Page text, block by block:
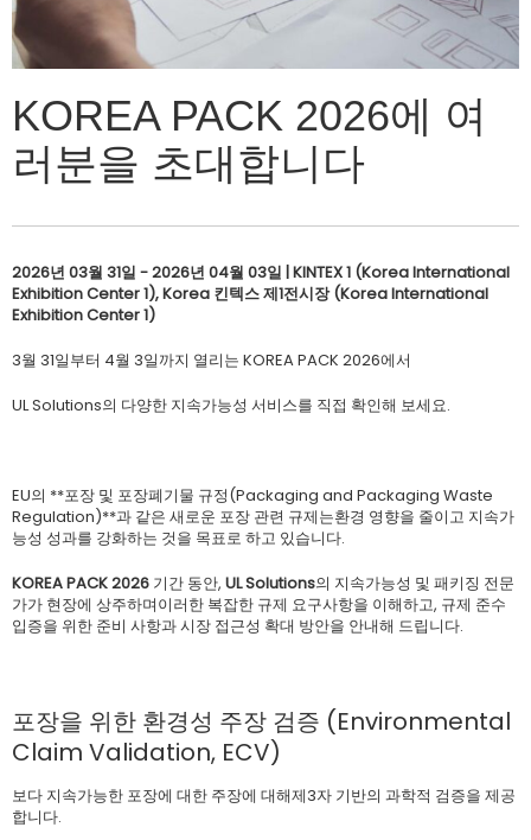
KOREA PACK 2026에 여
러분을 초대합니다
2026년 03월 31일 - 2026년 04월 03일 | KINTEX 1 (Korea International
Exhibition Center 1), Korea 킨텍스 제1전시장 (Korea International
Exhibition Center 1)
3월 31일부터 4월 3일까지 열리는 KOREA PACK 2026에서
UL Solutions의 다양한 지속가능성 서비스를 직접 확인해 보세요.
EU의 **포장 및 포장폐기물 규정(Packaging and Packaging Waste
Regulation)**과 같은 새로운 포장 관련 규제는환경 영향을 줄이고 지속가
능성 성과를 강화하는 것을 목표로 하고 있습니다.
KOREA PACK 2026 기간 동안, UL Solutions의 지속가능성 및 패키징 전문
가가 현장에 상주하며이러한 복잡한 규제 요구사항을 이해하고, 규제 준수
입증을 위한 준비 사항과 시장 접근성 확대 방안을 안내해 드립니다.
포장을 위한 환경성 주장 검증 (Environmental
Claim Validation, ECV)
보다 지속가능한 포장에 대한 주장에 대해제3자 기반의 과학적 검증을 제공
합니다.